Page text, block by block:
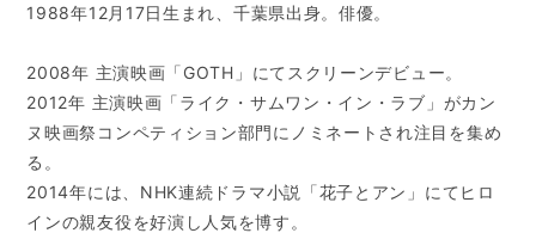
1988年12月17日生まれ、千葉県出身。俳優。
2008年 主演映画「GOTH」にてスクリーンデビュー。
2012年 主演映画「ライク・サムワン・イン・ラブ」がカン
ヌ映画祭コンペティション部門にノミネートされ注目を集め
る。
2014年には、NHK連続ドラマ小説「花子とアン」にてヒロ
インの親友役を好演し人気を博す。